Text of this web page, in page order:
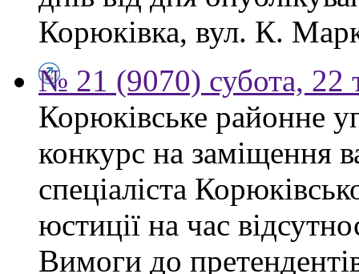
Корюківка, вул. К.
№ 21 (9070) субота, 22
Корюківське районне
конкурс на заміщення
спеціаліста
юстиції на час
Вимоги до